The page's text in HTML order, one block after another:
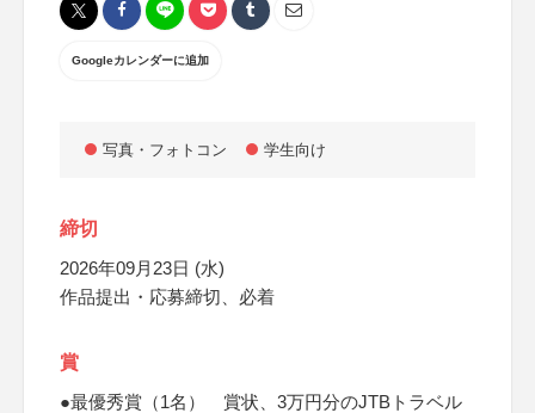
Googleカレンダーに追加
写真・フォトコン 学生向け
締切
2026年09月23日 (水)
作品提出・応募締切、必着
賞
●最優秀賞（1名） 賞状、3万円分のJTBトラベル